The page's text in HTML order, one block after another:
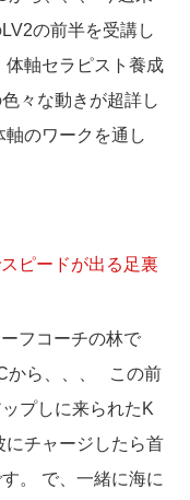
の前半を受講し
体軸セラピスト養成
々な動きが超詳し
軸のワークを通し
ピードが出る足裏
フコーチの林で
から、、、 この前
プしに来られたK
にチャージしたら首
。 で、一緒に海に